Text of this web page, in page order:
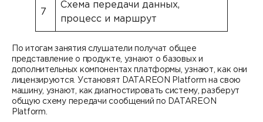
7
Схема передачи данных,
процесс и маршрут
По итогам занятия слушатели получат общее
представление о продукте, узнают о базовых и
дополнительных компонентах платформы, узнают, как они
лицензируются. Установят DATAREON Platform на свою
машину, узнают, как диагностировать систему, разберут
общую схему передачи сообщений по DATAREON
Platform.